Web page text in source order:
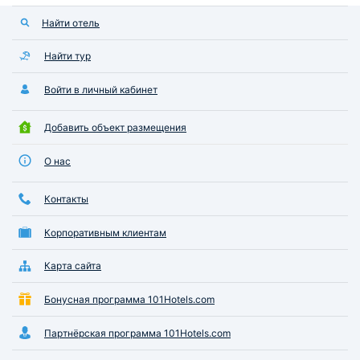
Найти отель
Найти тур
Войти в личный кабинет
Добавить объект размещения
О нас
Контакты
Корпоративным клиентам
Карта сайта
Бонусная программа 101Hotels.com
Партнёрская программа 101Hotels.com